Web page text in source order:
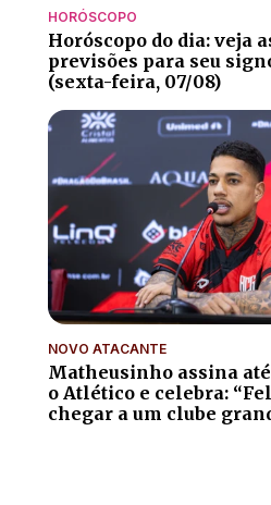
HORÓSCOPO
Horóscopo do dia: veja
previsões para seu
(sexta-feira, 07/08)
NOVO ATACANTE
Matheusinho assina
o Atlético e celebra:
chegar a um clube